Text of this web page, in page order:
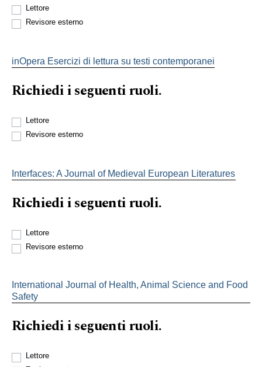
Lettore
Revisore esterno
inOpera Esercizi di lettura su testi contemporanei
Richiedi i seguenti ruoli.
Lettore
Revisore esterno
Interfaces: A Journal of Medieval European Literatures
Richiedi i seguenti ruoli.
Lettore
Revisore esterno
International Journal of Health, Animal Science and Food
Safety
Richiedi i seguenti ruoli.
Lettore